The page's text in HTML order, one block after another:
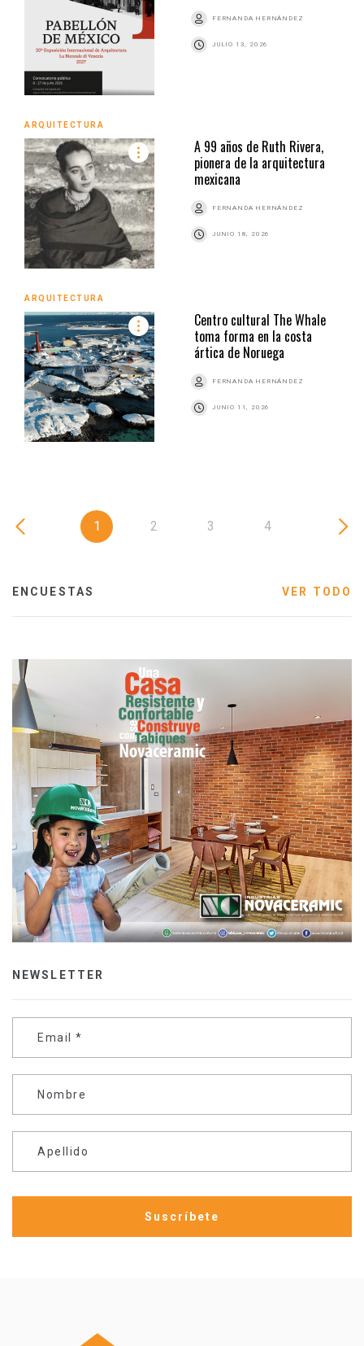
FERNANDA HERNÁNDEZ
JULIO 13, 2026
ARQUITECTURA
A 99 años de Ruth Rivera,
pionera de la arquitectura
mexicana
FERNANDA HERNÁNDEZ
JUNIO 18, 2026
ARQUITECTURA
Centro cultural The Whale
toma forma en la costa
ártica de Noruega
FERNANDA HERNÁNDEZ
JUNIO 11, 2026
1 2 3 4
ENCUESTAS VER TODO
NEWSLETTER
Email *
Nombre
Apellido